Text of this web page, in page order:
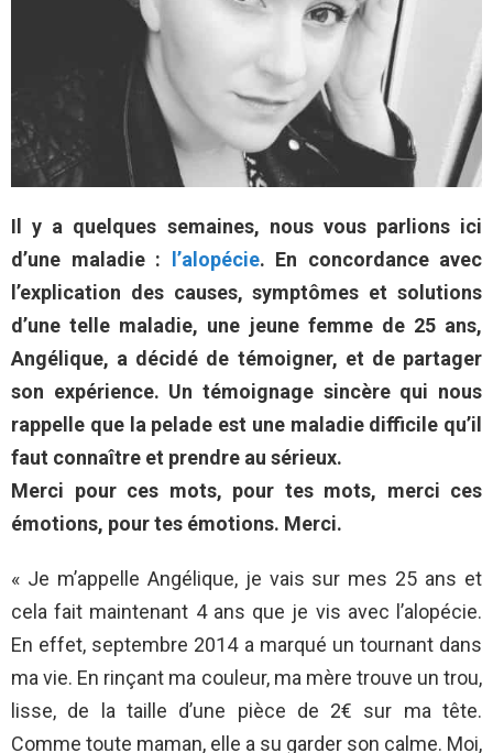
Il y a quelques semaines, nous vous parlions ici
d’une maladie :
l’alopécie. En concordance avec
l’explication des causes, symptômes et solutions
d’une telle maladie, une jeune femme de 25 ans,
Angélique, a décidé de témoigner, et de partager
son expérience. Un témoignage sincère qui nous
rappelle que la pelade est une maladie difficile qu’il
faut connaître et prendre au sérieux.
Merci pour ces mots, pour tes mots, merci ces
émotions, pour tes émotions. Merci.
« Je m’appelle Angélique, je vais sur mes 25 ans et
cela fait maintenant 4 ans que je vis avec l’alopécie.
En effet, septembre 2014 a marqué un tournant dans
ma vie. En rinçant ma couleur, ma mère trouve un trou,
lisse, de la taille d’une pièce de 2€ sur ma tête.
Comme toute maman, elle a su garder son calme. Moi,